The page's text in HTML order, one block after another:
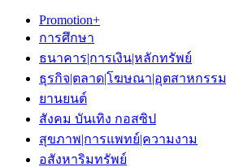
Promotion+
การศึกษา
ธนาคาร|การเงิน|หลักทรัพย์
ธุรกิจ|ตลาด|โฆษณา|อุตสาหกรรม
ยานยนต์
สังคม บันเทิง กอสซิป
สุขภาพ|การแพทย์|ความงาม
อสังหาริมทรัพย์